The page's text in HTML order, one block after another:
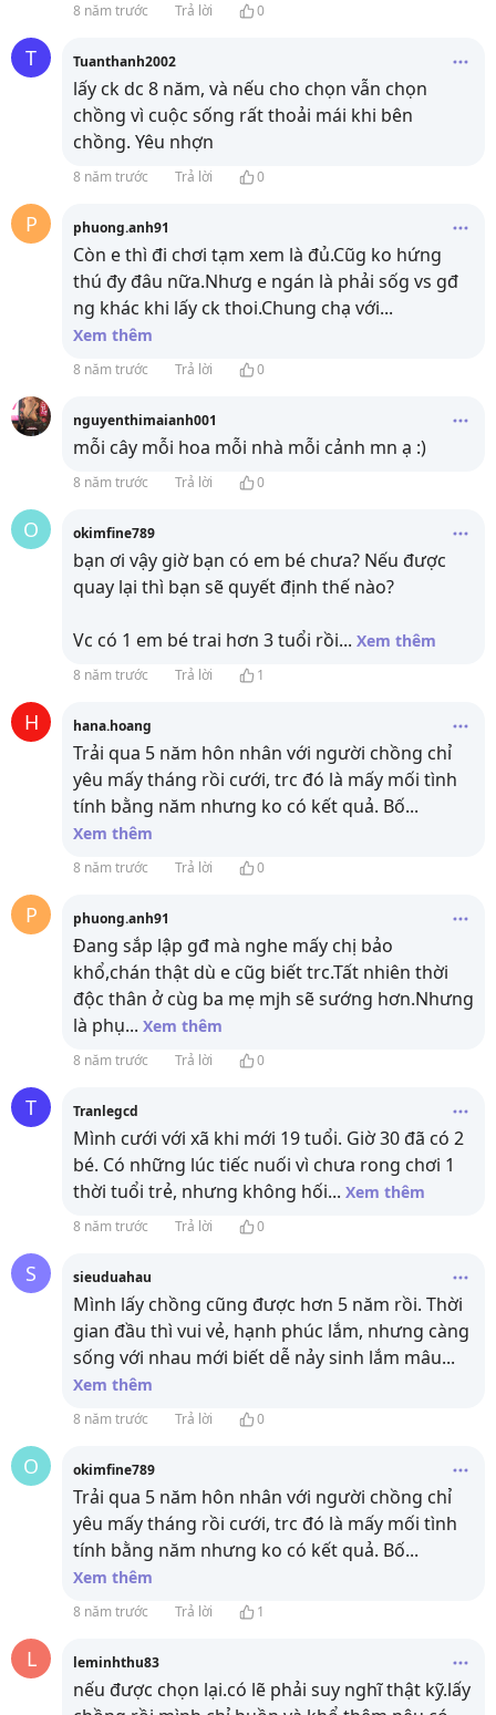
8 năm trước Trả lời 0
T Tuanthanh2002
lấy ck dc 8 năm, và nếu cho chọn vẫn chọn
chồng vì cuộc sống rất thoải mái khi bên
chồng. Yêu nhợn
8 năm trước Trả lời 0
P phuong.anh91
Còn e thì đi chơi tạm xem là đủ.Cũg ko hứng
thú đy đâu nữa.Nhưg e ngán là phải sốg vs gđ
ng khác khi lấy ck thoi.Chung chạ với...
Xem thêm
8 năm trước Trả lời 0
nguyenthimaianh001
mỗi cây mỗi hoa mỗi nhà mỗi cảnh mn ạ :)
8 năm trước Trả lời 0
O okimfine789
bạn ơi vậy giờ bạn có em bé chưa? Nếu được
quay lại thì bạn sẽ quyết định thế nào?
Vc có 1 em bé trai hơn 3 tuổi rồi... Xem thêm
8 năm trước Trả lời 1
H hana.hoang
Trải qua 5 năm hôn nhân với người chồng chỉ
yêu mấy tháng rồi cưới, trc đó là mấy mối tình
tính bằng năm nhưng ko có kết quả. Bố...
Xem thêm
8 năm trước Trả lời 0
P phuong.anh91
Đang sắp lập gđ mà nghe mấy chị bảo
khổ,chán thật dù e cũg biết trc.Tất nhiên thời
độc thân ở cùg ba mẹ mjh sẽ sướng hơn.Nhưng
là phụ... Xem thêm
8 năm trước Trả lời 0
T Tranlegcd
Mình cưới với xã khi mới 19 tuổi. Giờ 30 đã có 2
bé. Có những lúc tiếc nuối vì chưa rong chơi 1
thời tuổi trẻ, nhưng không hối... Xem thêm
8 năm trước Trả lời 0
S sieuduahau
Mình lấy chồng cũng được hơn 5 năm rồi. Thời
gian đầu thì vui vẻ, hạnh phúc lắm, nhưng càng
sống với nhau mới biết dễ nảy sinh lắm mâu...
Xem thêm
8 năm trước Trả lời 0
O okimfine789
Trải qua 5 năm hôn nhân với người chồng chỉ
yêu mấy tháng rồi cưới, trc đó là mấy mối tình
tính bằng năm nhưng ko có kết quả. Bố...
Xem thêm
8 năm trước Trả lời 1
L leminhthu83
nếu được chọn lại.có lẽ phải suy nghĩ thật kỹ.lấy